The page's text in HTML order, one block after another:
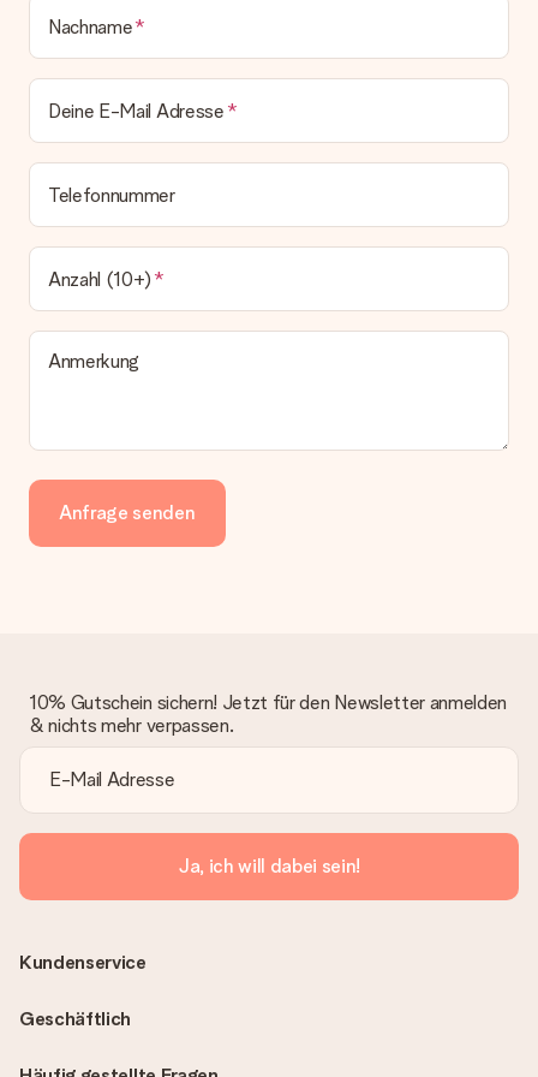
Nachname
Deine E-Mail Adresse
Telefonnummer
Anzahl (10+)
Anmerkung
Anfrage senden
10% Gutschein sichern! Jetzt für den Newsletter anmelden
& nichts mehr verpassen.
Ja, ich will dabei sein!
Kundenservice
Geschäftlich